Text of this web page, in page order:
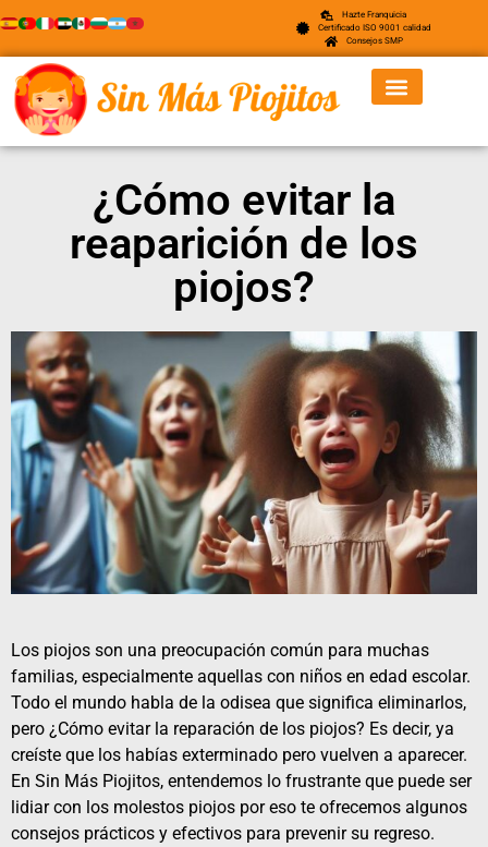
Hazte Franquicia
Certificado ISO 9001 calidad
Consejos SMP
¿Cómo evitar la
reaparición de los
piojos?
Los piojos son una preocupación común para muchas
familias, especialmente aquellas con niños en edad escolar.
Todo el mundo habla de la odisea que significa eliminarlos,
pero ¿Cómo evitar la reparación de los piojos? Es decir, ya
creíste que los habías exterminado pero vuelven a aparecer.
En Sin Más Piojitos, entendemos lo frustrante que puede ser
lidiar con los molestos piojos por eso te ofrecemos algunos
consejos prácticos y efectivos para prevenir su regreso.